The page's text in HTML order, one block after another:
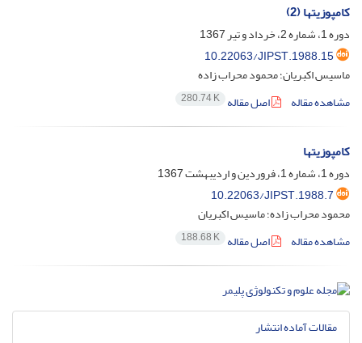
کامپوزیتها (2)
دوره 1، شماره 2، خرداد و تیر 1367
10.22063/JIPST.1988.15
ماسیس اکبریان؛ محمود محراب زاده
مشاهده مقاله
اصل مقاله 280.74 K
کامپوزیتها
دوره 1، شماره 1، فروردین و اردیبهشت 1367
10.22063/JIPST.1988.7
محمود محراب زاده؛ ماسیس اکبریان
مشاهده مقاله
اصل مقاله 188.68 K
مقالات آماده انتشار